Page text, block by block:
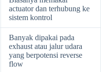
actuator dan terhubung ke
sistem kontrol
Banyak dipakai pada
exhaust atau jalur udara
yang berpotensi reverse
flow